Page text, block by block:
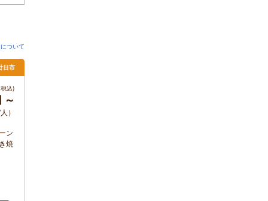
ついて
日市
込)
～
）
ン
焼